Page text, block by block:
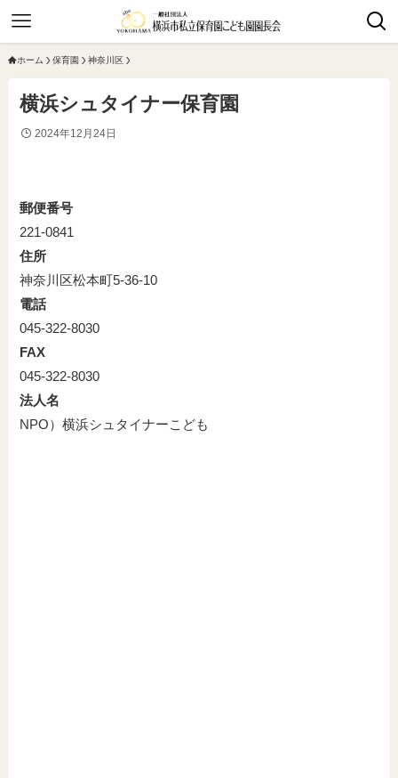
ホーム 保育園 神奈川区
横浜シュタイナー保育園
2024年12月24日
郵便番号
221-0841
住所
神奈川区松本町5-36-10
電話
045-322-8030
FAX
045-322-8030
法人名
NPO）横浜シュタイナーこども